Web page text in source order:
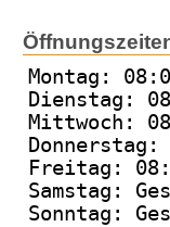
Montag:
Dienstag:
Mittwoch:
Freitag:
Samstag:
Sonntag: